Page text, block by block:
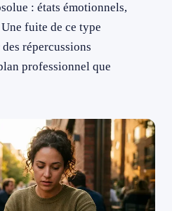
: états émotionnels,
fuite de ce type
répercussions
professionnel que